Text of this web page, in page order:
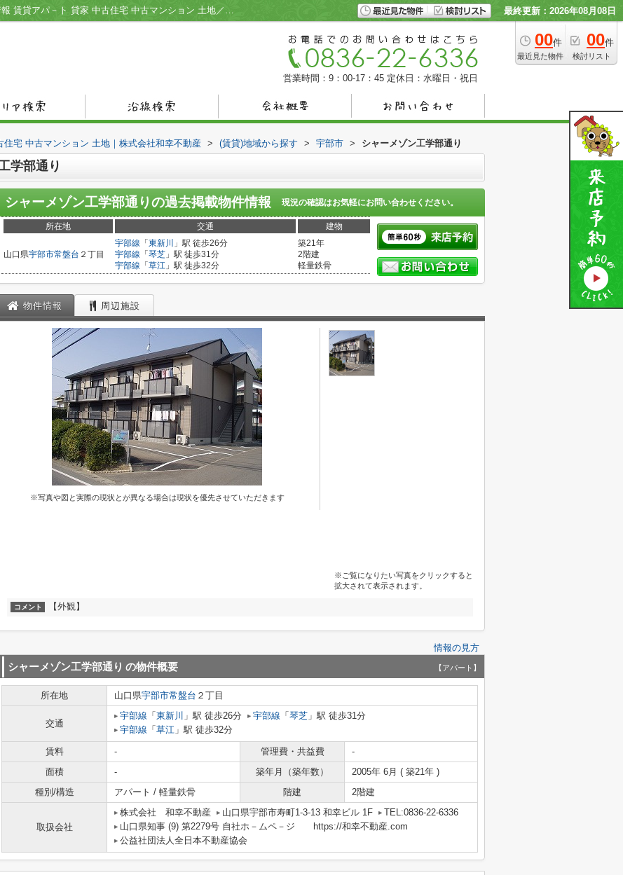
シャーメゾン工学部通り／宇部市の不動産情報 賃貸アパ－ト 貸家 中古住宅 中古マンション 土地／株式会社和幸不動産 最終更新：2026年08月08日
00件
最近見た物件
00件
検討リスト
営業時間：9：00-17：45 定休日：水曜日・祝日
宅 中古マンション 土地｜株式会社和幸不動産 > (賃貸)地域から探す > 宇部市 > シャーメゾン工学部通り
学部通り
シャーメゾン工学部通りの過去掲載物件情報 現況の確認はお気軽にお問い合わせください。
所在地 交通 建物
山口県宇部市常盤台 ２丁目
宇部線 「 東新川
」駅 徒歩26分
宇部線 「 琴芝 」駅 徒歩31分
宇部線 「 草江 」駅 徒歩32分
築21年
2階建
軽量鉄骨
物件情報 周辺施設
※写真や図と実際の現状とが異なる場合は現状を優先させていただきます
※ご覧になりたい写真をクリックすると
拡大されて表示されます。
コメント 【外観】
情報の見方
シャーメゾン工学部通り の物件概要 【アパート】
所在地 山口県宇部市常盤台 ２丁目
交通
宇部線 「 東新川 」駅 徒歩26分 宇部線 「 琴芝 」駅 徒歩31分
宇部線 「 草江 」駅 徒歩32分
賃料 - 管理費・共益費
-
面積
- 築年月（築年数）
2005年 6月 ( 築21年 )
種別/構造
アパート / 軽量鉄骨 階建 2階建
取扱会社
株式会社 和幸不動産 山口県宇部市寿町1-3-13 和幸ビル 1F
TEL:0836-22-6336
山口県知事 (9) 第2279号 自社ホ－ムペ－ジ https://和幸不動産.com
公益社団法人全日本不動産協会